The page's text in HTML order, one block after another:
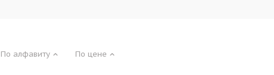
По алфавиту По цене